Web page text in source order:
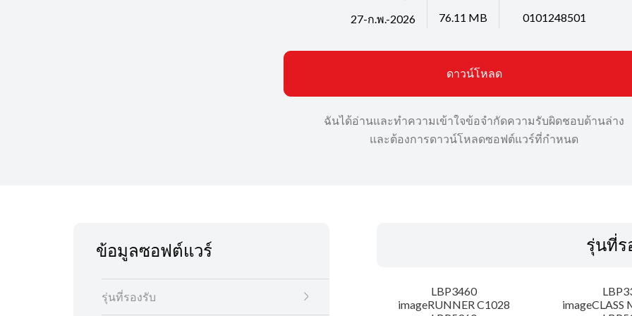
27-ก.พ.-2026 76.11 MB 0101248501
ดาวน์โหลด
ฉันได้อ่านและทำความเข้าใจข้อจำกัดความรับผิดชอบด้านล่าง
และต้องการดาวน์โหลดซอฟต์แวร์ที่กำหนด
ข้อมูลซอฟต์แวร์
รุ่นที่รองรับ
รุ่นที่ร
LBP3460
imageRUNNER C1028
imageCLASS